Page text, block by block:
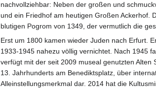
nachvollziehbar: Neben der großen und
und ein Friedhof am heutigen Großen Ackerhof.
blutigen Pogrom von 1349, der vermutlich die
Erst um 1800 kamen wieder Juden nach Erfurt.
1933-1945 nahezu völlig vernichtet. Nach 1945
verfügt mit der seit 2009 museal genutzten
13. Jahrhunderts am Benediktsplatz, über
Alleinstellungsmerkmal dar. 2014 hat die